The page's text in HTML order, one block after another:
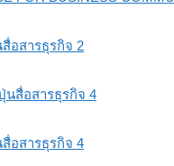
อสารธุรกิจ 2
นสื่อสารธุรกิจ 4
อสารธุรกิจ 4